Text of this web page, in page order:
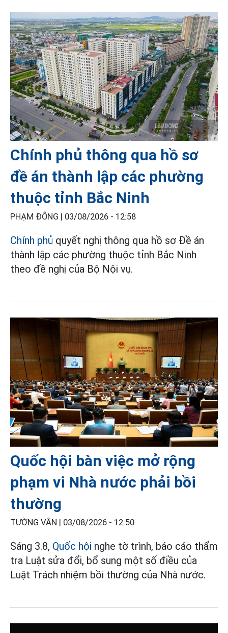
Chính phủ thông qua hồ sơ
đề án thành lập các phường
thuộc tỉnh Bắc Ninh
PHẠM ĐÔNG | 03/08/2026 - 12:58
Chính phủ quyết nghị thông qua hồ sơ Đề án
thành lập các phường thuộc tỉnh Bắc Ninh
theo đề nghị của Bộ Nội vụ.
Quốc hội bàn việc mở rộng
phạm vi Nhà nước phải bồi
thường
TƯỜNG VÂN | 03/08/2026 - 12:50
Sáng 3.8, Quốc hội nghe tờ trình, báo cáo thẩm
tra Luật sửa đổi, bổ sung một số điều của
Luật Trách nhiệm bồi thường của Nhà nước.